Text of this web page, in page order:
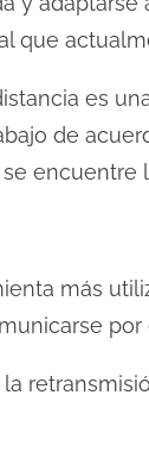
que
es
de
encuentre
más
por